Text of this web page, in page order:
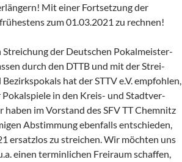
Mit einer Fortset­zung der
zum 01.03.2021 zu rechnen!
der Deutschen Pokal­meis­ter­
durch den DTTB und mit der Strei­
hat der STTV e.V. empfohlen,
in den Kreis- und Stadt­ver­
haben im Vorstand des SFV TT Chemnitz
Abstim­mung ebenfalls entschieden,
ersatzlos zu strei­chen. Wir möchten uns
einen termin­li­chen Freiraum schaffen,